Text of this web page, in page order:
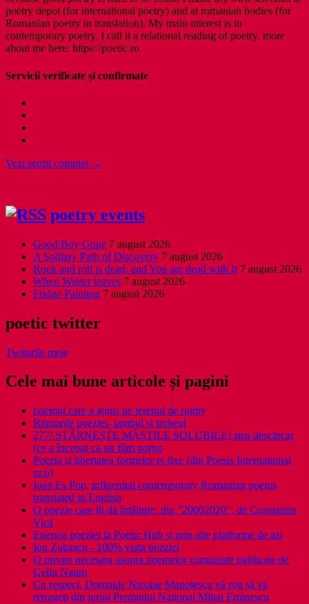
poetry depot (for international poetry) and at romanian bodies (for
Romanian poetry in translation). My main interest is in
contemporary poetry. I call it a relational reading of poetry. more
about me here: https://poetic.ro
Servicii verificate și confirmate
Vezi profil complet →
poetry events
Good Boy Gone 7 august 2026
A Solitary Path of Discovery 7 august 2026
Rock and roll is dead, and You are dead with It 7 august 2026
When Winter leaves 7 august 2026
Fridge Painting 7 august 2026
poetic twitter
Twiturile mele
Cele mai bune articole și pagini
poemul care a ajuns pe terenul de rugby
Ritmurile poeziei- iambul și troheul
277/ STÂRNEȘTE MĂȘTILE SOLUBILE) sms descărcat
(ce a început ca un film porno
Poezia şi libertatea formelor ei fixe (din Poesis International
nr.6)
Ioan Es Pop, influential contemporary Romanian poems
translated in English
O poezie care îți dă întâlnire: din ”20002020”, de Constantin
Vică
Energia poeziei la Poetic Hub și prin alte platforme de azi
Ion Zubascu - 100% viata poeziei
O privire necesara asupra poemelor comuniste publicate de
Gellu Naum
Cu respect, Domnule Nicolae Manolescu vă rog să vă
retrageţi din juriul Premiului Naţional Mihai Eminescu